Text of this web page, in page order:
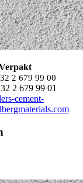
2 679 99 00
2 679 99 01
cement-